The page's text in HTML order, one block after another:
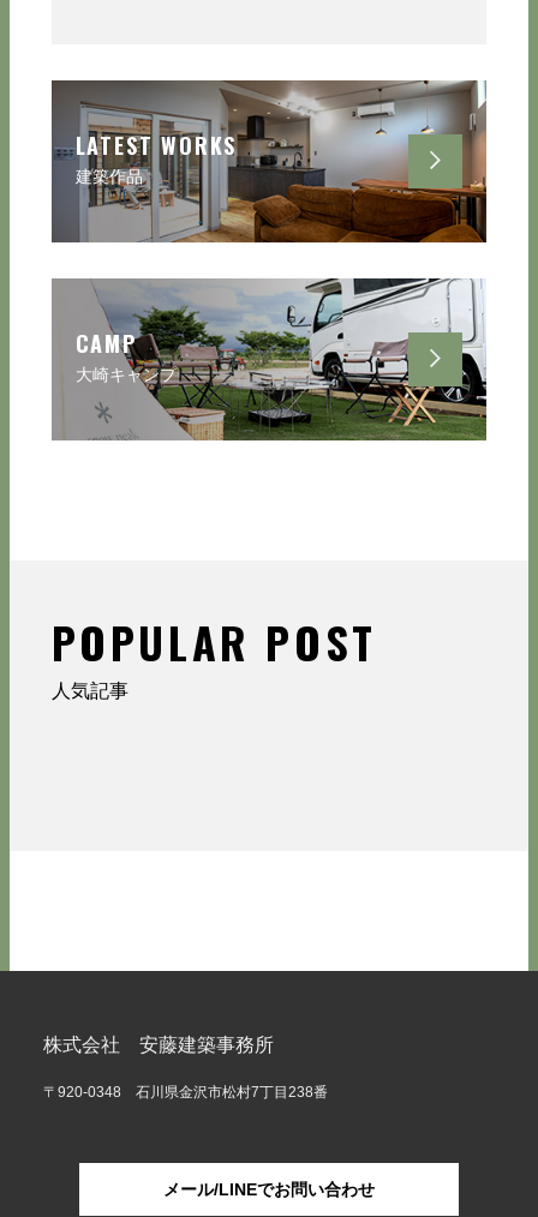
LATEST WORKS
建築作品
CAMP
大崎キャンプ
POPULAR POST
人気記事
株式会社 安藤建築事務所
〒920-0348 石川県金沢市松村7丁目238番
メール/LINEでお問い合わせ